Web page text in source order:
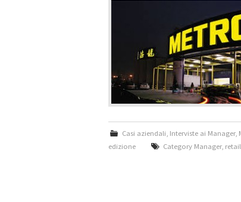
Casi aziendali, Interviste ai Manager,
edizione
Category Manager, retail